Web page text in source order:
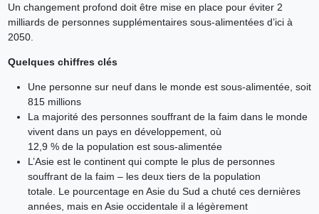
Un changement profond doit être mise en place pour éviter 2
milliards de personnes supplémentaires sous-alimentées d’ici à
2050.
Quelques chiffres clés
Une personne sur neuf dans le monde est sous-alimentée, soit
815 millions
La majorité des personnes souffrant de la faim dans le monde
vivent dans un pays en développement, où
12,9 % de la population est sous-alimentée
L’Asie est le continent qui compte le plus de personnes
souffrant de la faim – les deux tiers de la population
totale. Le pourcentage en Asie du Sud a chuté ces dernières
années, mais en Asie occidentale il a légèrement